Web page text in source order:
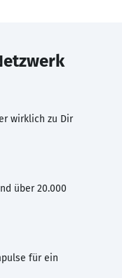
wirklich zu Dir
über 20.000
für ein